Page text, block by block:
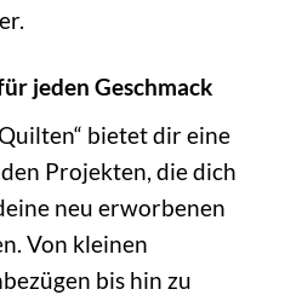
jeden Geschmack
bietet dir eine
Projekten, die dich
neu erworbenen
Von kleinen
bis hin zu